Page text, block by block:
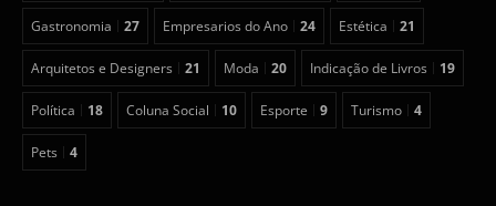
Gastronomia 27 Empresarios do Ano 24 Estética 21
Arquitetos e Designers 21 Moda 20 Indicação de Livros 19
Política 18 Coluna Social 10 Esporte 9 Turismo 4
Pets 4